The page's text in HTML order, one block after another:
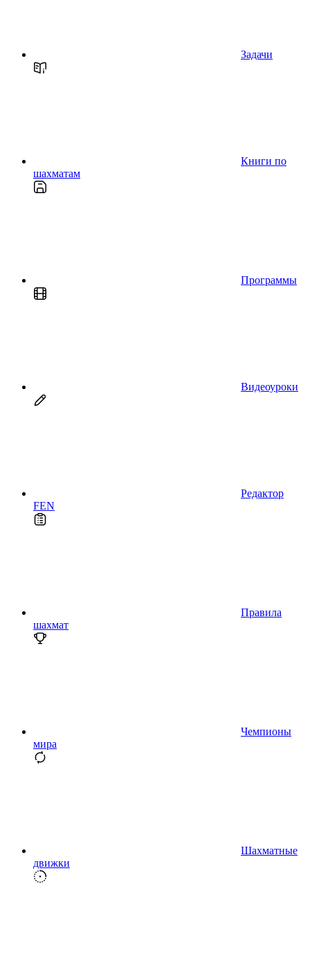
Задачи
Книги по
шахматам
Программы
Видеоуроки
Редактор
FEN
Правила
шахмат
Чемпионы
мира
Шахматные
движки